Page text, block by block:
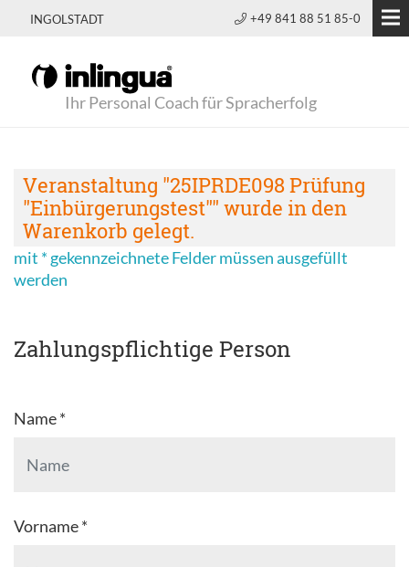
INGOLSTADT +49 841 88 51 85-0
Ihr Personal Coach für Spracherfolg
Veranstaltung "25IPRDE098 Prüfung
"Einbürgerungstest"" wurde in den
Warenkorb gelegt.
mit * gekennzeichnete Felder müssen ausgefüllt
werden
Zahlungspflichtige Person
Name *
Vorname *